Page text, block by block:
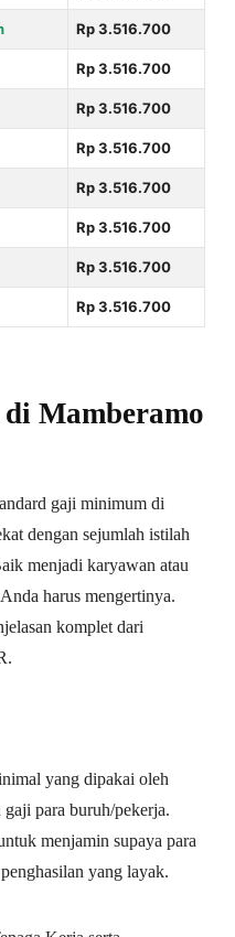
Rp 3.516.700
Rp 3.516.700
Rp 3.516.700
Rp 3.516.700
Rp 3.516.700
Rp 3.516.700
Rp 3.516.700
Rp 3.516.700
Mamberamo
gaji minimum di
dengan sejumlah istilah
menjadi karyawan atau
harus mengertinya.
komplet dari
yang dipakai oleh
para buruh/pekerja.
menjamin supaya para
yang layak.